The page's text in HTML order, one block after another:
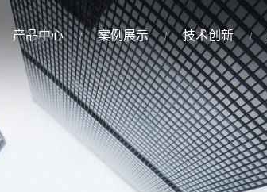
产品中心 案例展示 技术创新